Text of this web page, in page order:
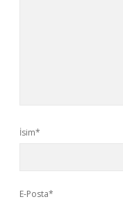
İsim*
E-Posta*